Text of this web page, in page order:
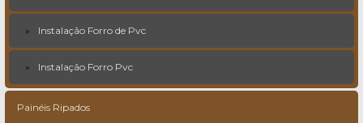
Instalação Forro de Pvc
Instalação Forro Pvc
Painéis Ripados